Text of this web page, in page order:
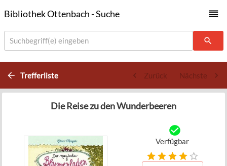
Bibliothek Ottenbach - Suche
Suchbegriff(e) eingeben
Trefferliste Zurück Nächste
Die Reise zu den Wunderbeeren
Verfügbar